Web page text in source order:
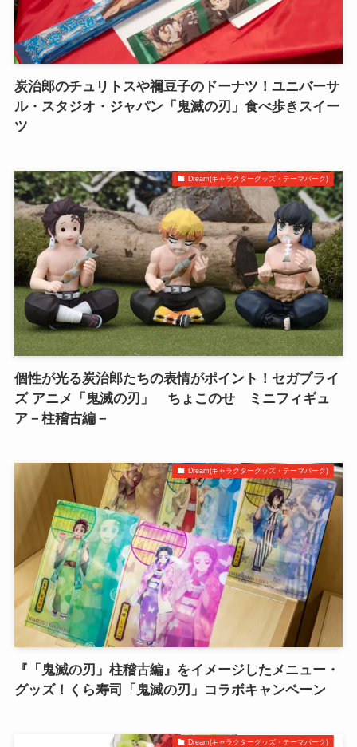
炭治郎のチュリトスや禰󠄀豆子のドーナツ！ユニバーサ
ル・スタジオ・ジャパン「鬼滅の刃」食べ歩きスイー
ツ
Dream(キャラクターグッズ・テーマパーク)
個性が光る炭治郎たちの表情がポイント！セガプライ
ズ アニメ「鬼滅の刃」 ちょこのせ ミニフィギュ
ア－柱稽古編－
Dream(キャラクターグッズ・テーマパーク)
『「鬼滅の刃」柱稽古編』をイメージしたメニュー・
グッズ！くら寿司「鬼滅の刃」コラボキャンペーン
Dream(キャラクターグッズ・テーマパーク)